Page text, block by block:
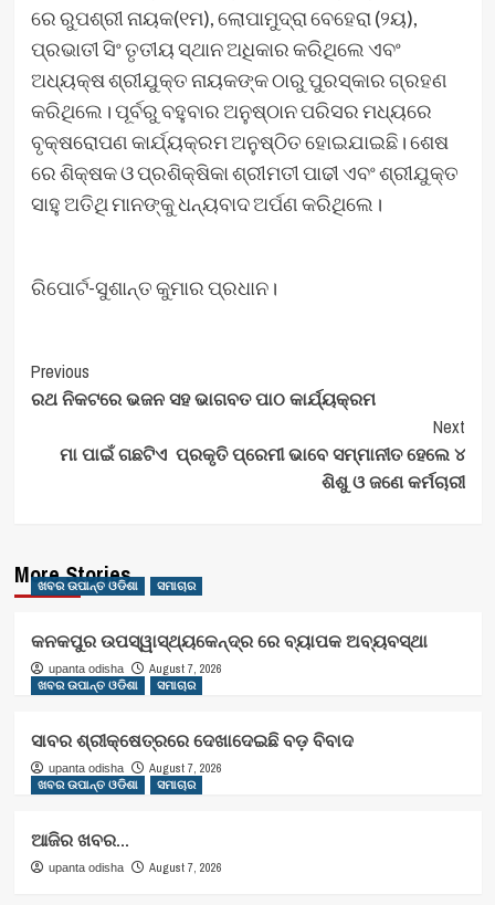
ରେ ରୁପଶ୍ରୀ ନାୟକ(୧ମ), ଲୋପାମୁଦ୍ରା ବେହେରା (୨ୟ),
ପ୍ରଭାତୀ ସିଂ ତୃତୀୟ ସ୍ଥାନ ଅଧିକାର କରିଥିଲେ ଏବଂ
ଅଧ୍ୟକ୍ଷ ଶ୍ରୀଯୁକ୍ତ ନାୟକଙ୍କ ଠାରୁ ପୁରସ୍କାର ଗ୍ରହଣ
କରିଥିଲେ। ପୂର୍ବରୁ ବହୁବାର ଅନୁଷ୍ଠାନ ପରିସର ମଧ୍ୟରେ
ବୃକ୍ଷରୋପଣ କାର୍ଯ୍ୟକ୍ରମ ଅନୁଷ୍ଠିତ ହୋଇଯାଇଛି। ଶେଷ
ରେ ଶିକ୍ଷକ ଓ ପ୍ରଶିକ୍ଷିକା ଶ୍ରୀମତୀ ପାଢୀ ଏବଂ ଶ୍ରୀଯୁକ୍ତ
ସାହୁ ଅତିଥି ମାନଙ୍କୁ ଧନ୍ୟବାଦ ଅର୍ପଣ କରିଥିଲେ।
ରିପୋର୍ଟ-ସୁଶାନ୍ତ କୁମାର ପ୍ରଧାନ।
Post
Navigation
Previous
ରଥ ନିକଟରେ ଭଜନ ସହ ଭାଗବତ ପାଠ କାର୍ଯ୍ୟକ୍ରମ
Next
ମା ପାଇଁ ଗଛଟିଏ ପ୍ରକୃତି ପ୍ରେମୀ ଭାବେ ସମ୍ମାନୀତ ହେଲେ ୪
ଶିଶୁ ଓ ଜଣେ କର୍ମଚାରୀ
More Stories
ଖବର ଉପାନ୍ତ ଓଡିଶା ସମାଚାର
କନକପୁର ଉପସ୍ୱାସ୍ଥ୍ୟକେନ୍ଦ୍ର ରେ ବ୍ୟାପକ ଅବ୍ୟବସ୍ଥା
upanta odisha
August 7, 2026
ଖବର ଉପାନ୍ତ ଓଡିଶା
ସମାଚାର
ସାବର ଶ୍ରୀକ୍ଷେତ୍ରରେ ଦେଖାଦେଇଛି ବଡ଼ ବିବାଦ
upanta odisha
August 7, 2026
ଖବର ଉପାନ୍ତ ଓଡିଶା
ସମାଚାର
ଆଜିର ଖବର…
upanta odisha August 7, 2026